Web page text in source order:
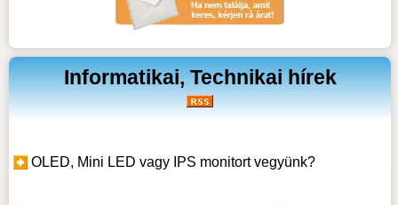
Informatikai, Technikai hírek
OLED, Mini LED vagy IPS monitort vegyünk?